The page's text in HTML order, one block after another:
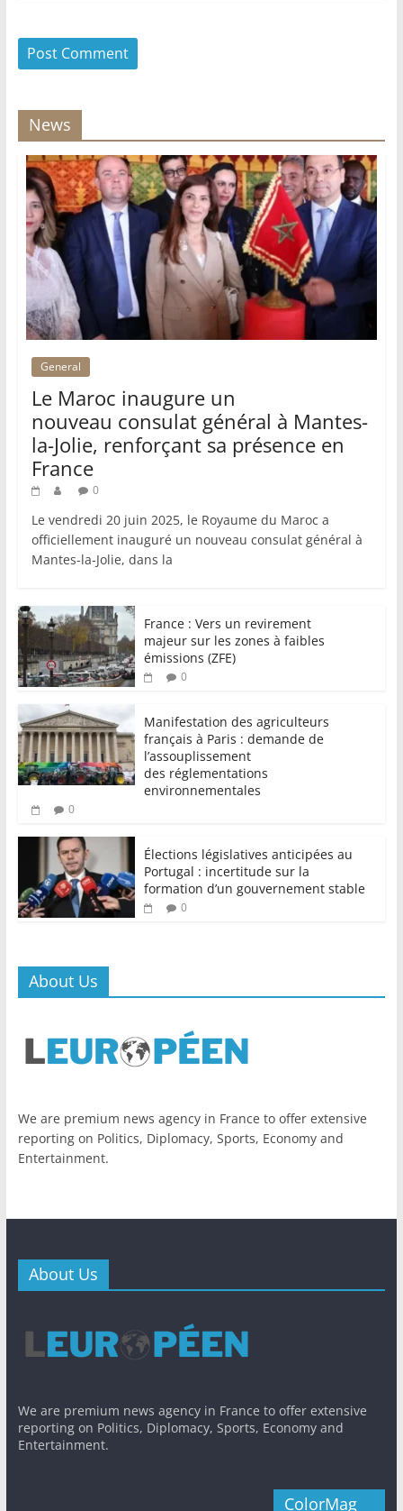
News
General
Le Maroc inaugure un
nouveau consulat général à Mantes-
la-Jolie, renforçant sa présence en
France
0
Le vendredi 20 juin 2025, le Royaume du Maroc a
officiellement inauguré un nouveau consulat général à
Mantes-la-Jolie, dans la
France : Vers un revirement
majeur sur les zones à faibles
émissions (ZFE)
0
Manifestation des agriculteurs
français à Paris : demande de
l’assouplissement
des réglementations
environnementales
0
Élections législatives anticipées au
Portugal : incertitude sur la
formation d’un gouvernement stable
0
About Us
We are premium news agency in France to offer extensive
reporting on Politics, Diplomacy, Sports, Economy and
Entertainment.
About Us
We are premium news agency in France to offer extensive
reporting on Politics, Diplomacy, Sports, Economy and
Entertainment.
ColorMag